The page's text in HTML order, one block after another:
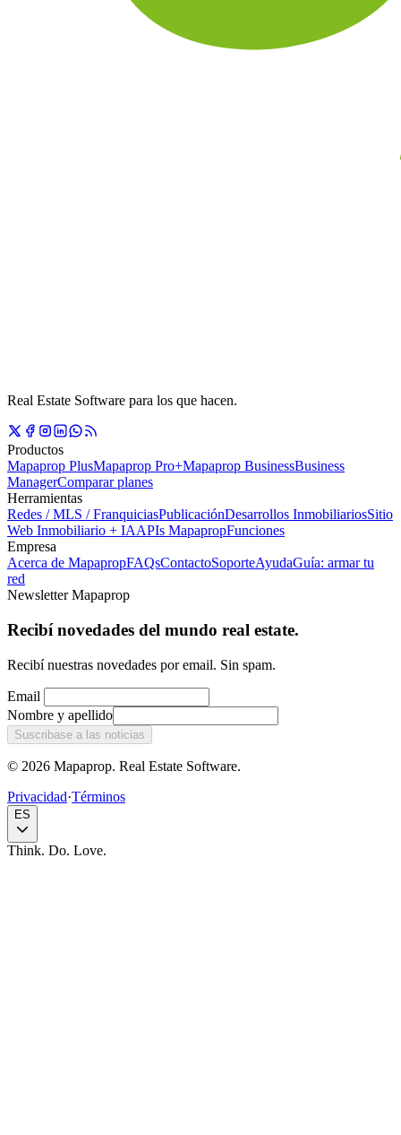
Real Estate Software para los que hacen.
Productos
Mapaprop PlusMapaprop Pro+Mapaprop BusinessBusiness
ManagerComparar planes
Herramientas
Redes / MLS / FranquiciasPublicaciónDesarrollos InmobiliariosSitio
Web Inmobiliario + IAAPIs MapapropFunciones
Empresa
Acerca de MapapropFAQsContactoSoporteAyudaGuía: armar tu
red
Newsletter Mapaprop
Recibí novedades del mundo real estate.
Recibí nuestras novedades por email. Sin spam.
Email
Nombre y apellido
Suscribase a las noticias
© 2026 Mapaprop. Real Estate Software.
Privacidad·Términos
ES
Think. Do. Love.